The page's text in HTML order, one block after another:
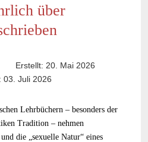
über
Erstellt: 20. Mai 2026
03. Juli 2026
Lehrbüchern – besonders der
Tradition – nehmen
die „sexuelle Natur“ eines